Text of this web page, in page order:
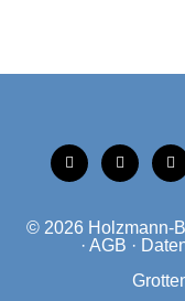
tiktok instagram
© 2026 Holzmann-
· AGB ·